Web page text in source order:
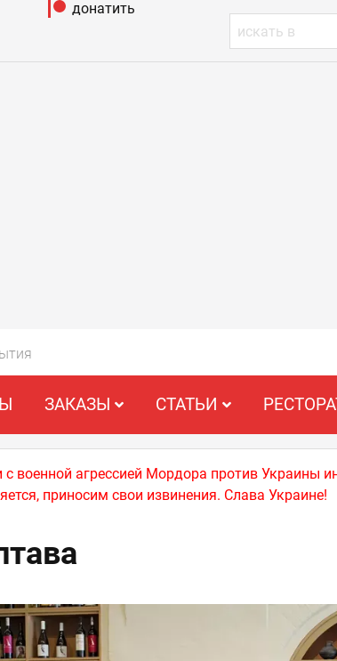
донатить
ЗАКАЗЫ СТАТЬИ
с военной агрессией Мордора против Украины
приносим свои извинения. Слава Украине!